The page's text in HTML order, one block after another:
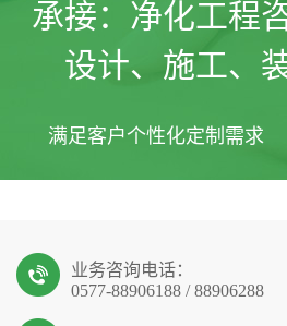
承接： 净化工程
设计、施工、
满足客户个性化定制需求
业务咨询电话：
0577-88906188 / 88906288